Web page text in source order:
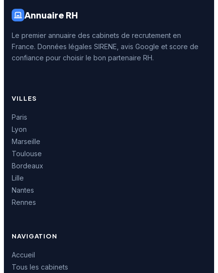
Annuaire RH
Le premier annuaire des cabinets de recrutement en
France. Données légales SIRENE, avis Google et score de
confiance pour choisir le bon partenaire RH.
VILLES
Paris
Lyon
Marseille
Toulouse
Bordeaux
Lille
Nantes
Rennes
NAVIGATION
Accueil
Tous les cabinets